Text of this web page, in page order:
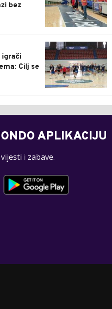
bez
0
igrači
Cilj se
APLIKACIJU
i zabave.